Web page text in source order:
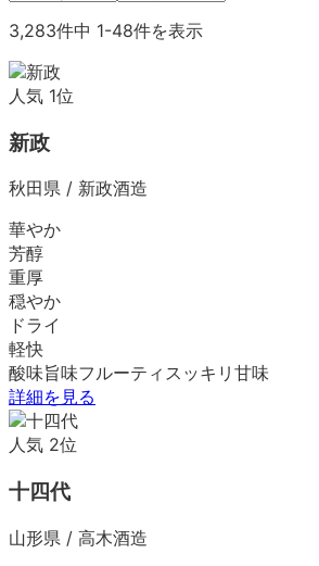
3,283件中 1-48件を表示
人気 1位
新政
秋田県 / 新政酒造
華やか
芳醇
重厚
穏やか
ドライ
軽快
酸味旨味フルーティ スッキリ 甘味
詳細を見る
人気 2位
十四代
山形県 / 高木酒造